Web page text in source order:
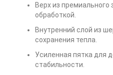
Верх из премиального
обработкой.
Внутренний слой из
сохранения тепла.
Усиленная пятка для
стабильности.